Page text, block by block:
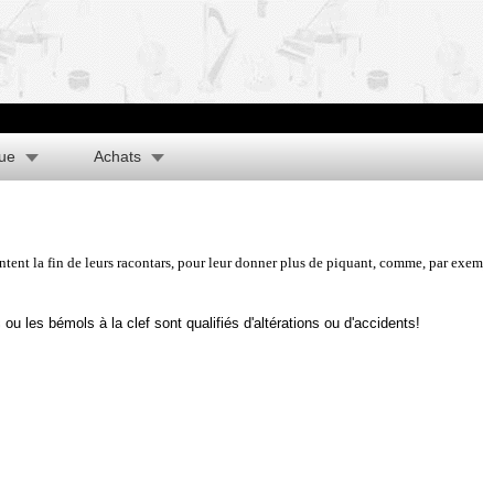
Achats
la fin de leurs racontars, pour leur donner plus de piquant, comme, par
les bémols à la clef sont qualifiés d'altérations ou d'accidents!